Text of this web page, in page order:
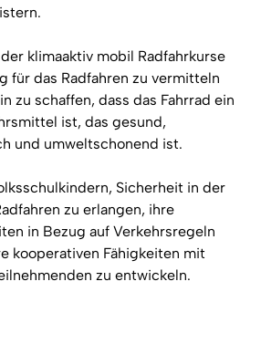
klimaaktiv mobil Radfahrkurse
für das Radfahren zu vermitteln
zu schaffen, dass das Fahrrad ein
ist, das gesund,
und umweltschonend ist.
Sicherheit in der
zu erlangen, ihre
in Bezug auf Verkehrsregeln
kooperativen Fähigkeiten mit
zu entwickeln.